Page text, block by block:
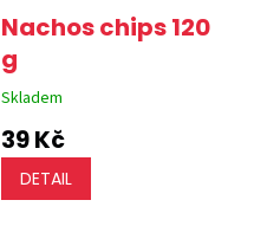
Nachos chips 120
g
Průměrné
hodnocení
produktu
5,0
Skladem
39 Kč
DETAIL